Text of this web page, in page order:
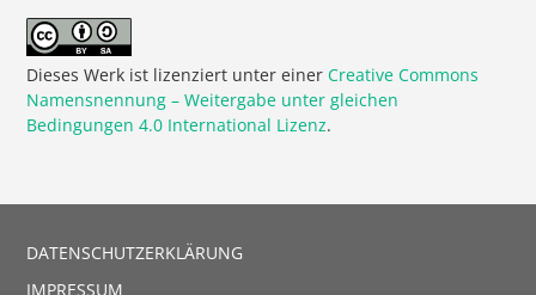
Dieses Werk ist lizenziert unter einerCreative Commons
Namensnennung – Weitergabe unter gleichen
Bedingungen 4.0 International Lizenz.
DATENSCHUTZERKLÄRUNG
IMPRESSUM